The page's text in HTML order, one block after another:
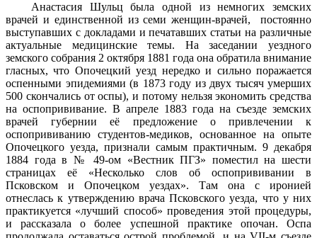
Анастасия Шульц была одной из немногих земских
врачей и единственной из семи женщин-врачей, постоянно
выступавших с докладами и печатавших статьи на различные
актуальные медицинские темы. На заседании уездного
земского собрания 2 октября 1881 года она обратила внимание
гласных, что Опочецкий уезд нередко и сильно поражается
оспенными эпидемиями (в 1873 году из двух тысяч умерших
500 скончались от оспы), и потому нельзя экономить средства
на оспопрививание. В апреле 1883 года на съезде земских
врачей губернии её предложение о привлечении к
оспопрививанию студентов-медиков, основанное на опыте
Опочецкого уезда, признали самым практичным. 9 декабря
1884 года в № 49-ом «Вестник ПГЗ» поместил на шести
страницах её «Несколько слов об оспопрививании в
Псковском и Опочецком уездах». Там она с иронией
отнеслась к утверждению врача Псковского уезда, что у них
практикуется «лучший способ» проведения этой процедуры,
и рассказала о более успешной практике опочан. Оспа